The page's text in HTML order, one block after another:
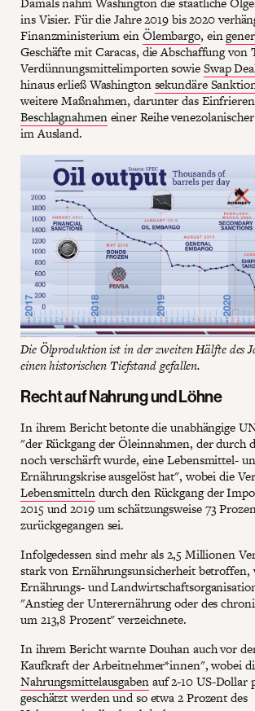
ins Visier. Für die Jahre 2019 bis 2020
Finanzministerium einÖlembargo, ein
Geschäfte mit Caracas, die Abschaffung
Verdünnungsmittelimporten sowieSwap
hinaus erließ Washingtonsekundäre
weitere Maßnahmen, darunter das
Beschlagnahmeneiner Reihe
im Ausland.
Die Ölproduktion ist in der zweiten Hälfte des
einen historischen Tiefstand gefallen.
Recht auf Nahrung und Löhne
In ihrem Bericht betonte die unabhängige
"der Rückgang der Öleinnahmen, der durch
noch verschärft wurde, eine Lebensmittel-
Ernährungskrise ausgelöst hat", wobei die
Lebensmittelndurch den Rückgang der
2015 und 2019 um schätzungsweise 73
zurückgegangen sei.
Infolgedessen sind mehr als 2,5 Millionen
stark von Ernährungsunsicherheit betroffen,
Ernährungs- und
"Anstieg der Unterernährung oder des
um 213,8 Prozent" verzeichnete.
In ihrem Bericht warnte Douhan auch vor
Kaufkraft der Arbeitnehmer*innen", wobei
Nahrungsmittelausgabenauf 2-10 US-Dollar
geschätzt werden und so etwa 2 Prozent des